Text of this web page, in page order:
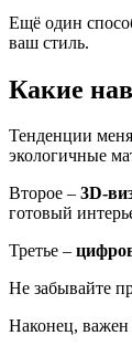
Ещё один
ваш стиль.
Какие
Тенденции
экологичные
Второе –
готовый
Третье –
Не забывайте
Наконец, важен